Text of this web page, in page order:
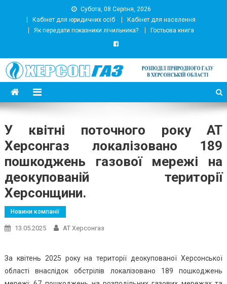
Субота, 08 Серпня, 2026
Кабінет для юридичних осіб
Кабінет для населення
Як передати показники лічильника?
Гостьова книга
АТ Херсонгаз
Підприємство з розподілу природного газу
У квітні поточного року АТ
Херсонгаз локалізовано 189
пошкоджень газової мережі на
деокупованій території
Херсонщини.
Новини компанії
13.05.2025 АТ Херсонгаз
За квітень 2025 року на території деокупованої Херсонської
області внаслідок обстрілів локалізовано 189 пошкоджень